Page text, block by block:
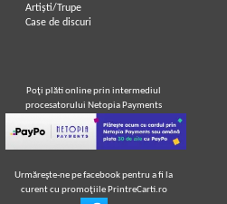
Artiști/Trupe
Case de discuri
Poţi plăti online prin intermediul
procesatorului Netopia Payments
Urmăreşte-ne pe facebook pentru a fi la
curent cu promoţiile PrintreCarti.ro